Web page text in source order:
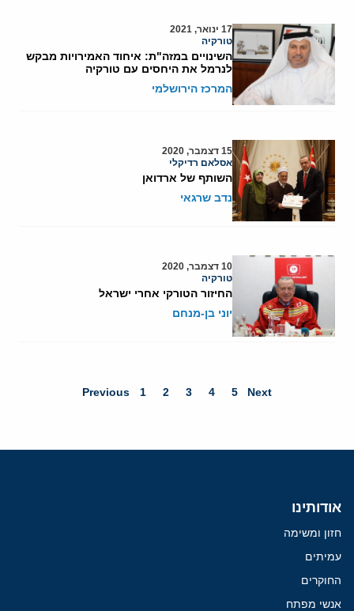
17 ינואר, 2021
טורקיה
השינויים במזה"ת: איחוד האמירויות מבקש
לנרמל את היחסים עם טורקיה
המרכז הירושלמי
15 דצמבר, 2020
אסלאם רדיקלי
השותף של ארדואן
נדב שרגאי
10 דצמבר, 2020
טורקיה
החיזור הטורקי אחרי ישראל
יוני בן-מנחם
Previous 1 2 3 4 5 Next
אודותינו
חזון ומשימה
עמיתים
החוקרים
אנשי מפתח